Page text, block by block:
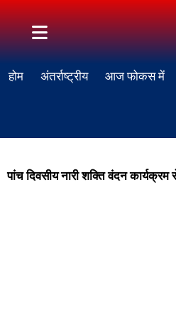
होम अंतर्राष्ट्रीय आज फोकस में
पांच दिवसीय नारी शक्ति वंदन